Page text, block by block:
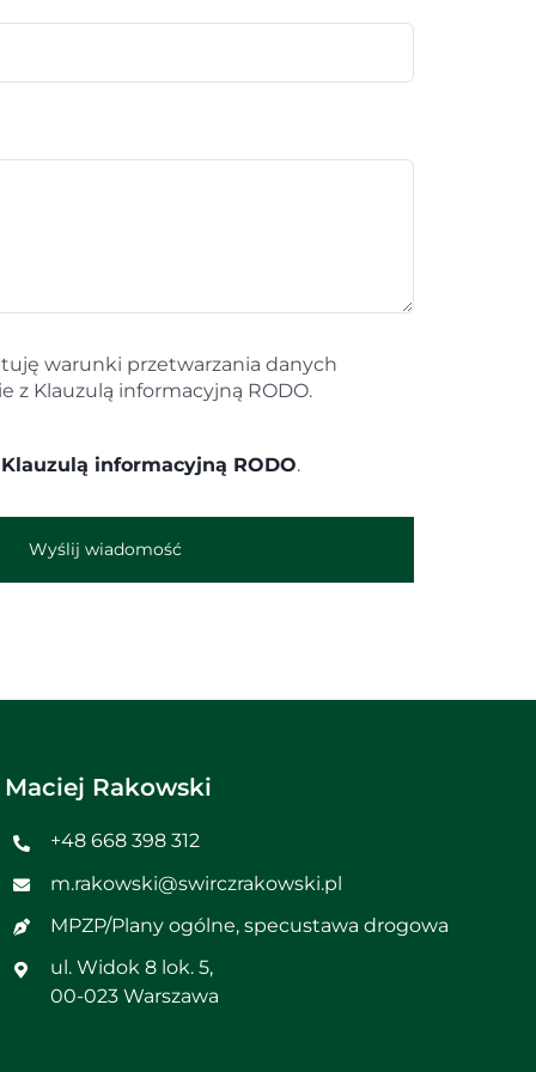
warunki przetwarzania danych
z Klauzulą informacyjną RODO.
Klauzulą informacyjną RODO.
Wyślij wiadomość
Maciej Rakowski
+48 668 398 312
m.rakowski@swirczrakowski.pl
MPZP/Plany ogólne, specustawa drogowa
ul. Widok 8 lok. 5,
00-023 Warszawa